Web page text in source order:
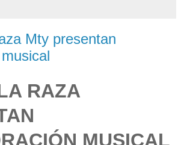
Mty presentan
RAZA
MUSICAL